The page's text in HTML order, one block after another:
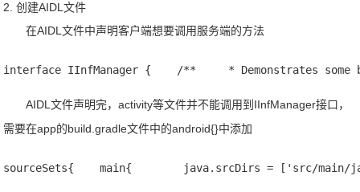
2. 创建AIDL文件
在AIDL文件中声明客户端想要调用服务端的方法
interface IInfManager {    /**     * Demonstrates
AIDL文件声明完，activity等文件并不能调用到IInfManager接口，
需要在app的build.gradle文件中的android{}中添加
sourceSets{    main{        java.srcDirs = ['src/